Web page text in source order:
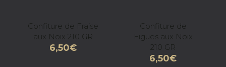
Confiture de Fraise
aux Noix 210 GR
6,50€
Confiture de
Figues aux Noix
210 GR
6,50€